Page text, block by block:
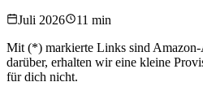
Juli 2026
11 min
Mit (*) markierte Links sind
darüber, erhalten wir eine kleine
für dich nicht.